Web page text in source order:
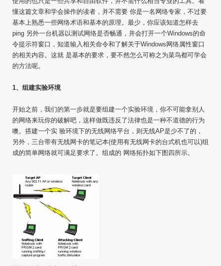
懂这篇文章和学会操作的读者，并不需要 你是一名网络专家，不过要
基本上熟悉一些网络术语和基本的原理。最少，你应该知道怎样去
ping 另外一台机器以测试网络是否畅通，并会打开一个Windows的命
令提示符窗口，知道输入相关命令和了解关于Windows网络属性窗口
的相关内容。这就 是基本的要求，要不然怎么可称之为菜鸟都可学会
的方法呢。
1、组建实验环境
开始之前，我们的第一步就是要组建一个实验环境，你不可能拿别人
的网络来玩你的破解吧，这样做既违反了法律也是一种不道德的行为
噢。搭建一个实 验环境下的无线网络平台，则无线AP是少不了的，
另外，三台带有无线网卡的笔记本(使用有无线网卡的台式机也可以)组
成的简单网络就可满足要求了。组成的 网络拓扑如下图四所示。